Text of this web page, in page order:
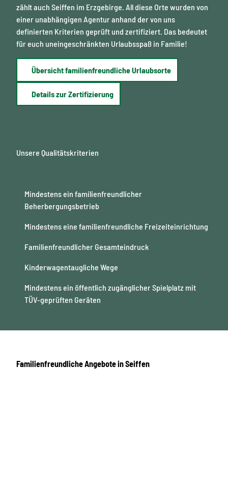
zählt auch Seiffen im Erzgebirge. All diese Orte wurden von
einer unabhängigen Agentur anhand der von uns
definierten Kriterien geprüft und zertifiziert. Das bedeutet
für euch uneingeschränkten Urlaubsspaß in Familie!
Übersicht familienfreundliche Urlaubsorte
Details zur Zertifizierung
Unsere Qualitätskriterien
Mindestens ein familienfreundlicher
Beherbergungsbetrieb
Mindestens eine familienfreundliche Freizeiteinrichtung
Familienfreundlicher Gesamteindruck
Kinderwagentaugliche Wege
Mindestens ein öffentlich zugänglicher Spielplatz mit
TÜV-geprüften Geräten
Familienfreundliche Angebote in Seiffen